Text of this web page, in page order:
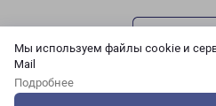
Мы используем файлы cookie и
Mail
Подробнее